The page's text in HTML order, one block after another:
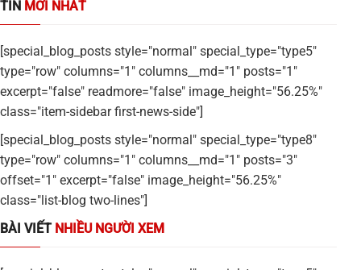
TIN MỚI NHẤT
[special_blog_posts style="normal" special_type="type5"
type="row" columns="1" columns__md="1" posts="1"
excerpt="false" readmore="false" image_height="56.25%"
class="item-sidebar first-news-side"]
[special_blog_posts style="normal" special_type="type8"
type="row" columns="1" columns__md="1" posts="3"
offset="1" excerpt="false" image_height="56.25%"
class="list-blog two-lines"]
BÀI VIẾT NHIỀU NGƯỜI XEM